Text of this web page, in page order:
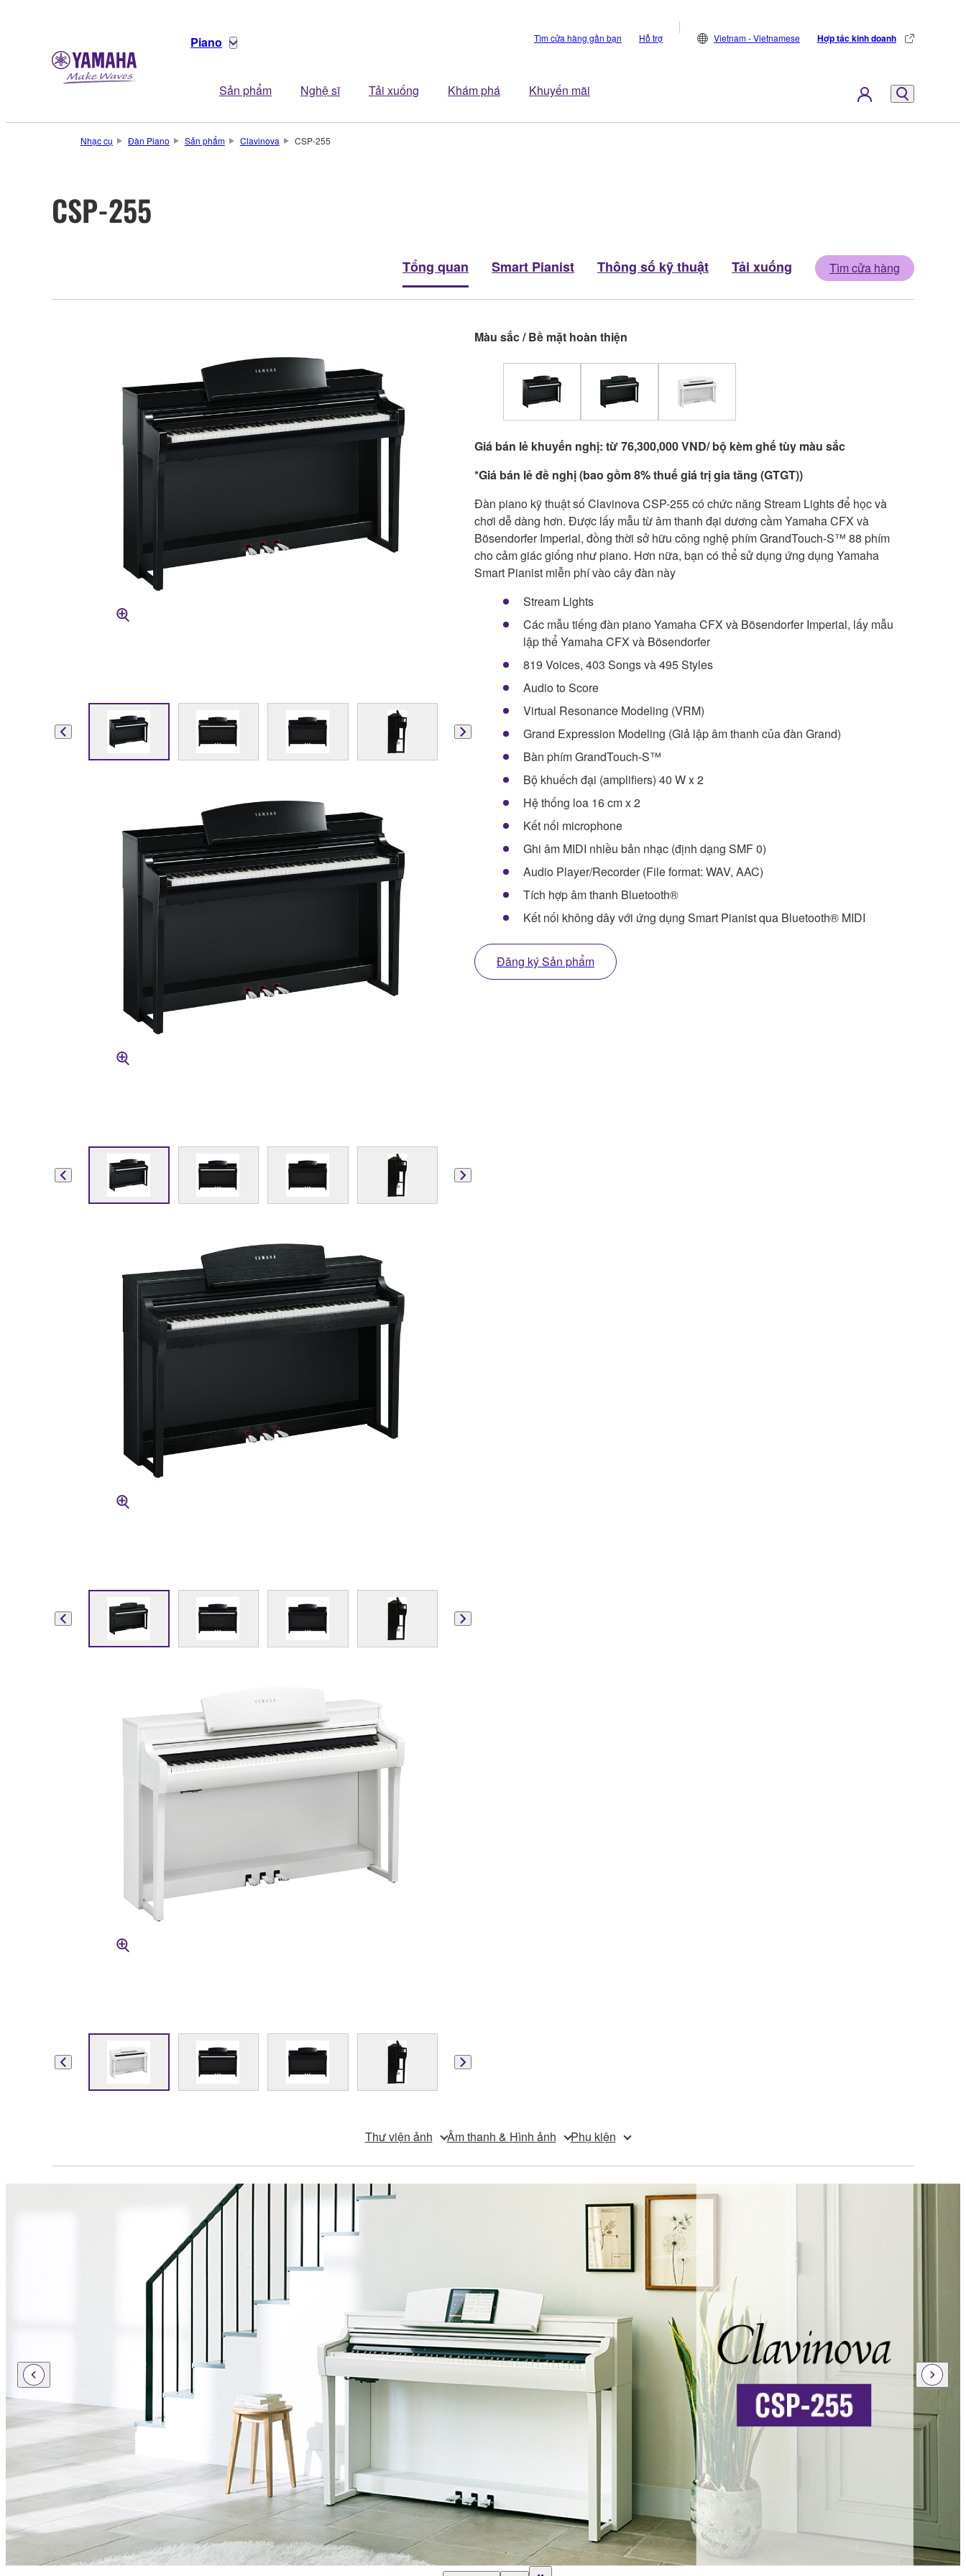
Piano
Sản phẩm Nghệ sĩ Tải xuống Khám phá Khuyến mãi
Tìm cửa hàng gần bạn Hỗ trợ Vietnam - Vietnamese Hợp tác kinh doanh
Nhạc cụ Đàn Piano Sản phẩm Clavinova CSP-255
CSP-255
Tổng quan Smart Pianist Thông số kỹ thuật Tải xuống Tìm cửa hàng
Màu sắc / Bề mặt hoàn thiện
Giá bán lẻ khuyến nghị: từ 76,300,000 VND/ bộ kèm ghế tùy màu sắc
*Giá bán lẻ đề nghị (bao gồm 8% thuế giá trị gia tăng (GTGT))
Đàn piano kỹ thuật số Clavinova CSP-255 có chức năng Stream Lights để học và
chơi dễ dàng hơn. Được lấy mẫu từ âm thanh đại dương cầm Yamaha CFX và
Bösendorfer Imperial, đồng thời sở hữu công nghệ phím GrandTouch-S™ 88 phím
cho cảm giác giống như piano. Hơn nữa, bạn có thể sử dụng ứng dụng Yamaha
Smart Pianist miễn phí vào cây đàn này
Stream Lights
Các mẫu tiếng đàn piano Yamaha CFX và Bösendorfer Imperial, lấy mẫu
lập thể Yamaha CFX và Bösendorfer
819 Voices, 403 Songs và 495 Styles
Audio to Score
Virtual Resonance Modeling (VRM)
Grand Expression Modeling (Giả lập âm thanh của đàn Grand)
Bàn phím GrandTouch-S™
Bộ khuếch đại (amplifiers) 40 W x 2
Hệ thống loa 16 cm x 2
Kết nối microphone
Ghi âm MIDI nhiều bản nhạc (định dạng SMF 0)
Audio Player/Recorder (File format: WAV, AAC)
Tích hợp âm thanh Bluetooth®
Kết nối không dây với ứng dụng Smart Pianist qua Bluetooth® MIDI
Đăng ký Sản phẩm
Thư viện ảnh Âm thanh & Hình ảnh Phụ kiện